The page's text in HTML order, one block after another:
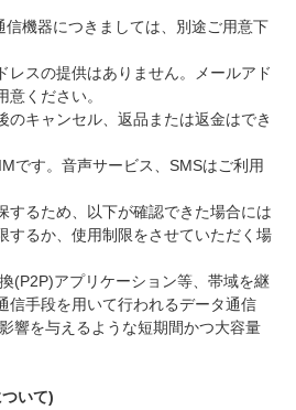
信機器につきましては、別途ご用意下
レスの提供はありません。メールアド
意ください。
のキャンセル、返品または返金はでき
です。音声サービス、SMSはご利用
するため、以下が確認できた場合には
するか、使用制限をさせていただく場
(P2P)アプリケーション等、帯域を継
信手段を用いて行われるデータ通信
響を与えるような短期間かつ大容量
いて)